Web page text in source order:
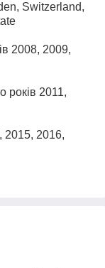
Switzerland,
2008, 2009,
років 2011,
2015, 2016,